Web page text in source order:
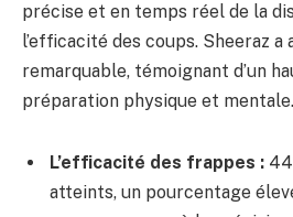
précise et en temps réel de la
l’efficacité des coups. Sheeraz
remarquable, témoignant d’un
préparation physique et mentale.
L’efficacité des frappes :
atteints, un pourcentage